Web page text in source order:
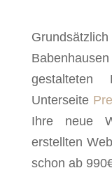
Unterseite
Ihre neue
erstellten
schon ab